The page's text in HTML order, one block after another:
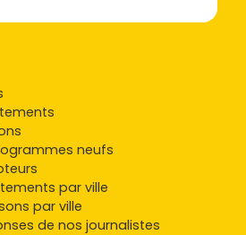
neufs
par ville
par ville
de nos journalistes